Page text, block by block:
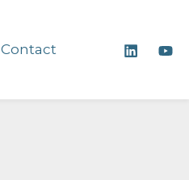
Contact